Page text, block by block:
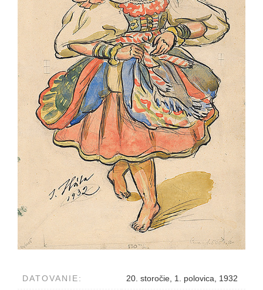
DATOVANIE: 20. storočie, 1. polovica, 1932